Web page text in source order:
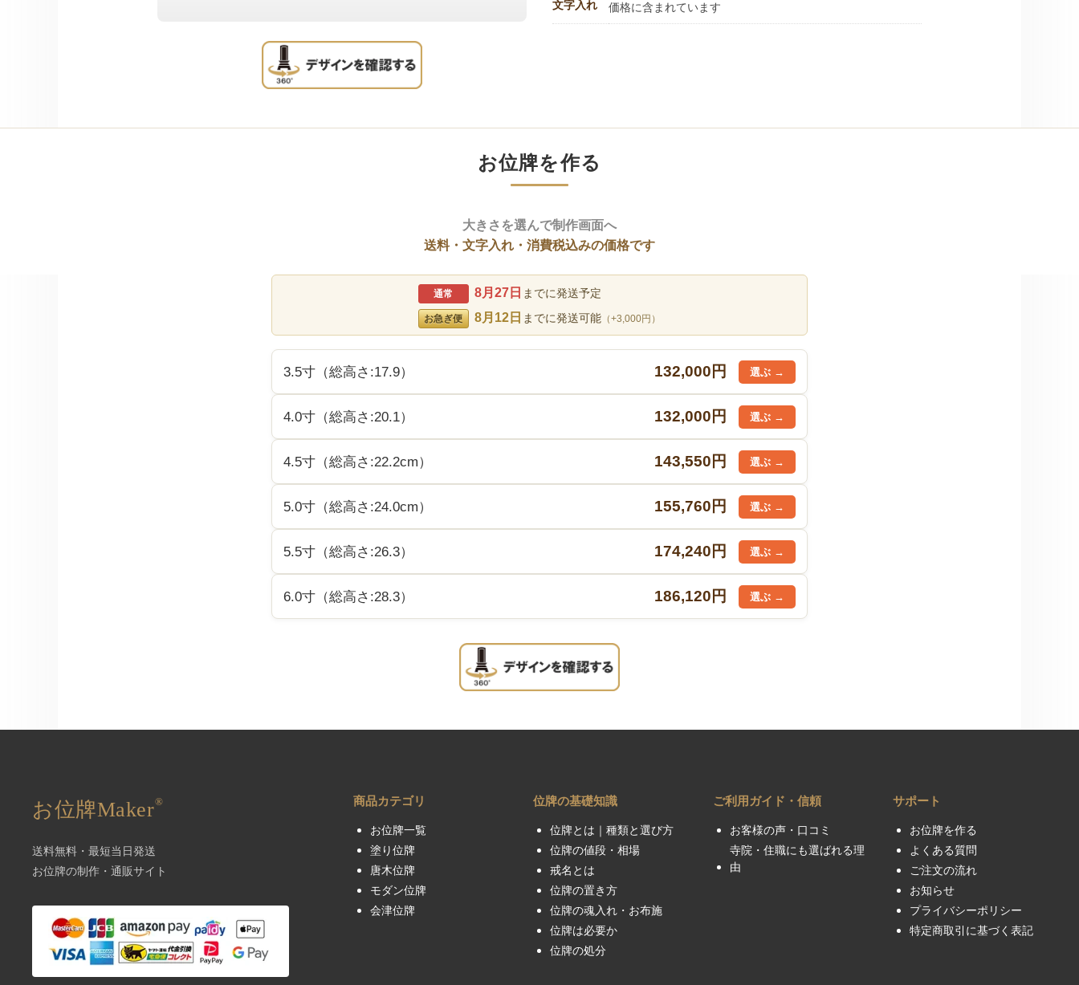
文字入れ 価格に含まれています
お位牌を作る
大きさを選んで制作画面へ
送料・文字入れ・消費税込みの価格です
通常 8月27日 までに発送予定
お急ぎ便 8月12日 までに発送可能 （+3,000円）
3.5寸（総高さ:17.9） 132,000円
4.0寸（総高さ:20.1） 132,000円
4.5寸（総高さ:22.2cm） 143,550円
5.0寸（総高さ:24.0cm） 155,760円
5.5寸（総高さ:26.3） 174,240円
6.0寸（総高さ:28.3） 186,120円
お位牌Maker®
送料無料・最短当日発送
お位牌の制作・通販サイト
商品カテゴリ
お位牌一覧
塗り位牌
唐木位牌
モダン位牌
会津位牌
位牌の基礎知識
位牌とは｜種類と選び方
位牌の値段・相場
戒名とは
位牌の置き方
位牌の魂入れ・お布施
位牌は必要か
位牌の処分
ご利用ガイド・信頼
お客様の声・口コミ
寺院・住職にも選ばれる理
由
サポート
お位牌を作る
よくある質問
ご注文の流れ
お知らせ
プライバシーポリシー
特定商取引に基づく表記